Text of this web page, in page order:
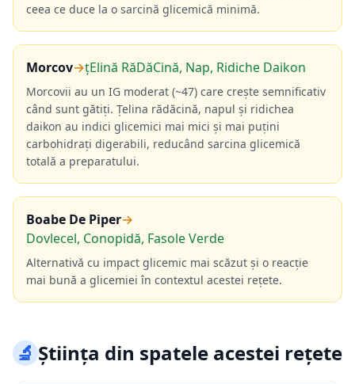
ceea ce duce la o sarcină glicemică minimă.
Morcov→țElină RăDăCină, Nap, Ridiche Daikon
Morcovii au un IG moderat (~47) care crește semnificativ
când sunt gătiți. Țelina rădăcină, napul și ridichea
daikon au indici glicemici mai mici și mai puțini
carbohidrați digerabili, reducând sarcina glicemică
totală a preparatului.
Boabe De Piper→
Dovlecel, Conopidă, Fasole Verde
Alternativă cu impact glicemic mai scăzut și o reacție
mai bună a glicemiei în contextul acestei rețete.
🔬Știința din spatele acestei rețete